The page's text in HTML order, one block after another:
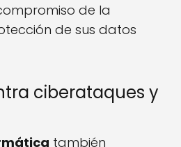
de la
de sus datos
ciberataques y
también